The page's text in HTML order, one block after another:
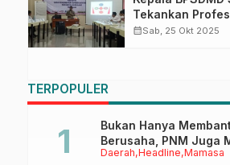
Tekankan
pada Latsar CPNS
calendar_monthSab, 25 Okt 2025
TERPOPULER
Daerah Headline Mamasa
Bukan Hanya
Berusaha, PNM Juga
Anaknya Untuk